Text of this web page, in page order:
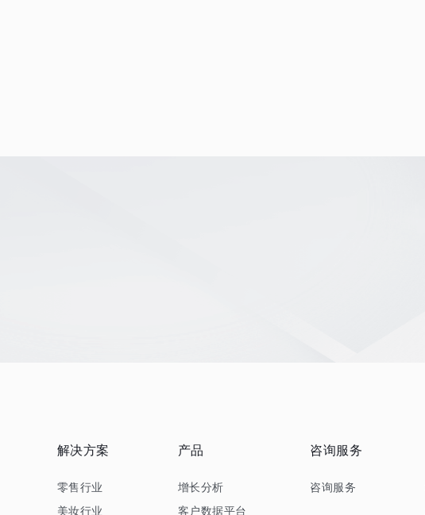
解决方案
零售行业
美妆行业
产品
增长分析
客户数据平台
咨询服务
咨询服务